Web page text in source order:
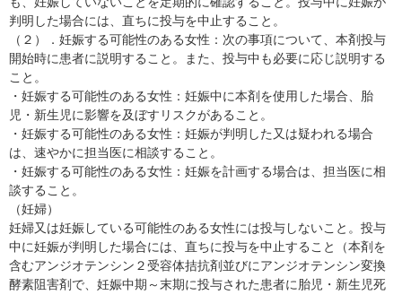
判明した場合には、直ちに投与を中止すること。
（２）．妊娠する可能性のある女性：次の事項について、本剤投与
開始時に患者に説明すること。また、投与中も必要に応じ説明する
こと。
・妊娠する可能性のある女性：妊娠中に本剤を使用した場合、胎
児・新生児に影響を及ぼすリスクがあること。
・妊娠する可能性のある女性：妊娠が判明した又は疑われる場合
は、速やかに担当医に相談すること。
・妊娠する可能性のある女性：妊娠を計画する場合は、担当医に相
談すること。
（妊婦）
妊婦又は妊娠している可能性のある女性には投与しないこと。投与
中に妊娠が判明した場合には、直ちに投与を中止すること（本剤を
含むアンジオテンシン２受容体拮抗剤並びにアンジオテンシン変換
酵素阻害剤で、妊娠中期～末期に投与された患者に胎児・新生児死